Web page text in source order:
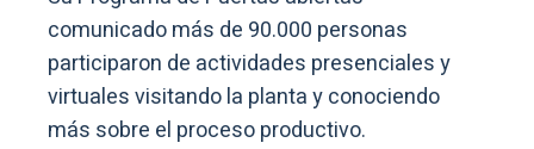
comunicado más de 90.000 personas
participaron de actividades presenciales y
virtuales visitando la planta y conociendo
más sobre el proceso productivo.